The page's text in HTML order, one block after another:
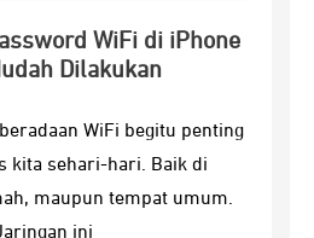
WiFi di iPhone
Dilakukan
WiFi begitu penting
kita sehari-hari. Baik di
maupun tempat umum.
ini